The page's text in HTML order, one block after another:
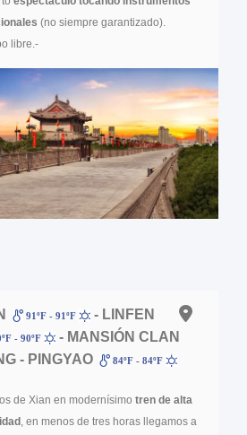
(no siempre garantizado).
libre.-
91ºF - 91ºF - LINFEN
- 90ºF
- MANSIÓN CLAN
- PINGYAO
84ºF - 84ºF
de Xian en modernísimo tren de alta
, en menos de tres horas llegamos a